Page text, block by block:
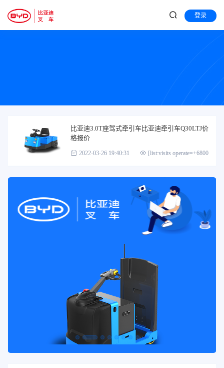
登录
比亚迪3.0T座驾式牵引车比亚迪牵引车Q30LTJ价
格报价
2022-03-26 19:40:31 [list:visits operate=+6800]